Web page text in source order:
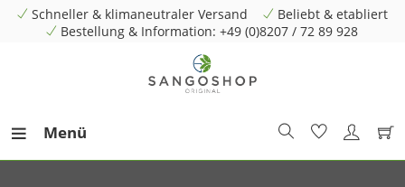
Schneller & klimaneutraler Versand
Beliebt & etabliert
Bestellung & Information: +49 (0)8207 / 72 89 928
Menü